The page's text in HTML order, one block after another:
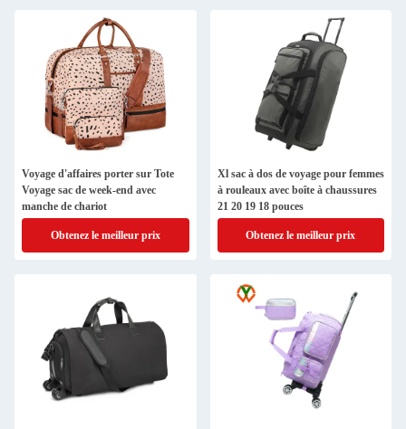
Voyage d'affaires porter sur Tote
Voyage sac de week-end avec
manche de chariot
Obtenez le meilleur prix
Xl sac à dos de voyage pour femmes
à rouleaux avec boîte à chaussures
21 20 19 18 pouces
Obtenez le meilleur prix